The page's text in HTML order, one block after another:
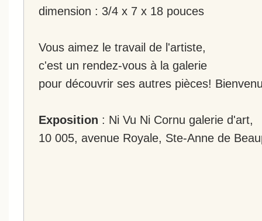
dimension : 3/4 x 7 x 18 pouces
Vous aimez le travail de l'artiste,
c'est un rendez-vous à la galerie
pour découvrir ses autres pièces!
Exposition : Ni Vu Ni Cornu galerie d'art,
10 005, avenue Royale, Ste-Anne de